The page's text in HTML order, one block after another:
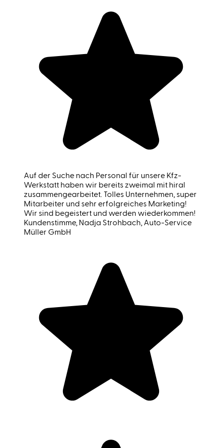
Auf der Suche nach Personal für unsere Kfz-
Werkstatt haben wir bereits zweimal mit hiral
zusammengearbeitet. Tolles Unternehmen, super
Mitarbeiter und sehr erfolgreiches Marketing!
Wir sind begeistert und werden wiederkommen!
Kundenstimme, Nadja Strohbach, Auto-Service
Müller GmbH